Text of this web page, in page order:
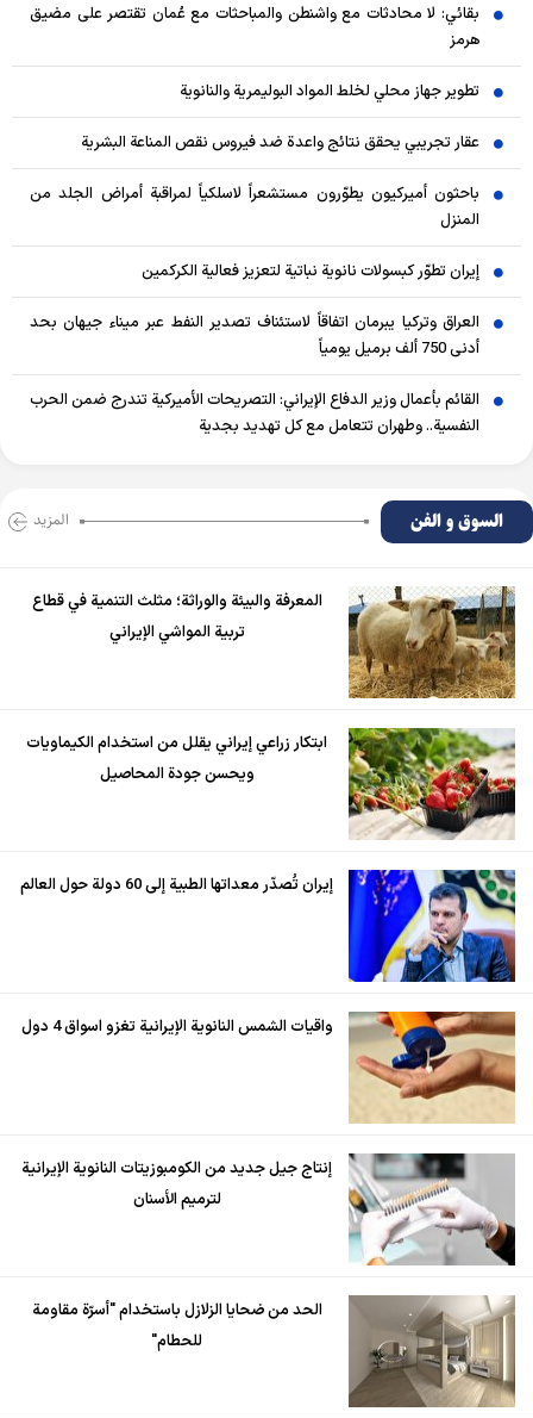
بقائي: لا محادثات مع واشنطن والمباحثات مع عُمان تقتصر على مضيق
هرمز
تطوير جهاز محلي لخلط المواد البوليمرية والنانوية
عقار تجريبي يحقق نتائج واعدة ضد فيروس نقص المناعة البشرية
باحثون أميركيون يطوّرون مستشعراً لاسلكياً لمراقبة أمراض الجلد من
المنزل
إيران تطوّر كبسولات نانوية نباتية لتعزيز فعالية الكركمين
العراق وتركيا يبرمان اتفاقاً لاستئناف تصدير النفط عبر ميناء جيهان بحد
أدنى 750 ألف برميل يومياً
القائم بأعمال وزير الدفاع الإيراني: التصريحات الأميركية تندرج ضمن الحرب
النفسية.. وطهران تتعامل مع كل تهديد بجدية
السوق و الفن المزید
المعرفة والبيئة والوراثة؛ مثلث التنمية في قطاع
تربية المواشي الإيراني
ابتكار زراعي إيراني يقلل من استخدام الكيماويات
ويحسن جودة المحاصيل
إيران تُصدّر معداتها الطبية إلى 60 دولة حول العالم
واقيات الشمس النانوية الإيرانية تغزو اسواق 4 دول
إنتاج جيل جديد من الكومبوزيتات النانوية الإيرانية
لترميم الأسنان
الحد من ضحايا الزلازل باستخدام "أسرّة مقاومة
للحطام"